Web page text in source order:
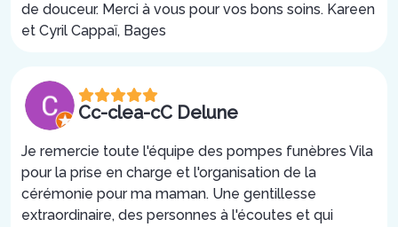
de douceur. Merci à vous pour vos bons soins. Kareen
et Cyril Cappaï, Bages
Cc-clea-cC Delune
Je remercie toute l'équipe des pompes funèbres Vila
pour la prise en charge et l'organisation de la
cérémonie pour ma maman. Une gentillesse
extraordinaire, des personnes à l'écoutes et qui